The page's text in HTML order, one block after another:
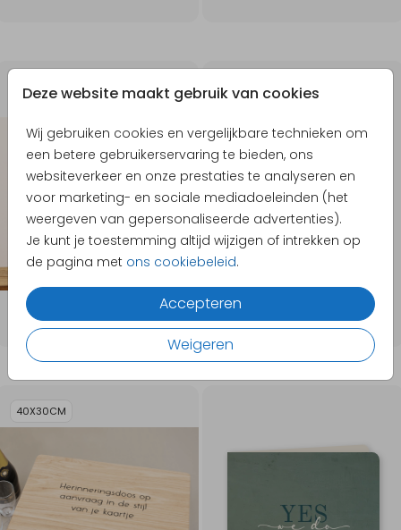
Deze website maakt gebruik van cookies
Wij gebruiken cookies en vergelijkbare technieken om
een betere gebruikerservaring te bieden, ons
websiteverkeer en onze prestaties te analyseren en
voor marketing- en sociale mediadoeleinden (het
weergeven van gepersonaliseerde advertenties).
Je kunt je toestemming altijd wijzigen of intrekken op
de pagina met ons cookiebeleid.
Accepteren
Weigeren
110X80MM 70X70 CM
40X30CM